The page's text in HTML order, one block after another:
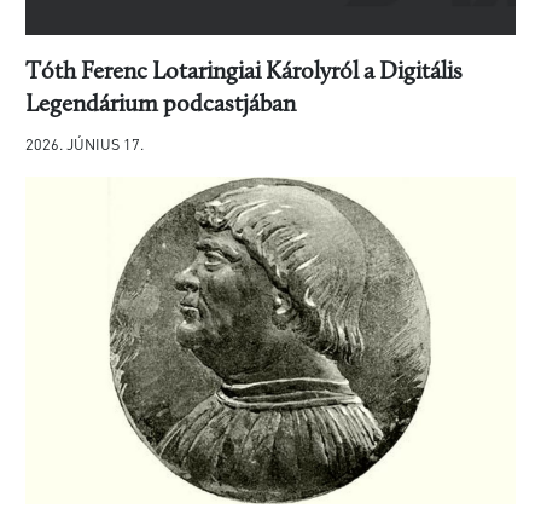
Tóth Ferenc Lotaringiai Károlyról a Digitális
Legendárium podcastjában
2026. JÚNIUS 17.